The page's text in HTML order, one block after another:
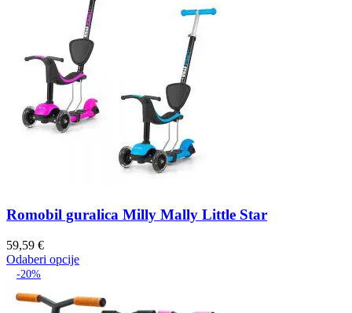
Romobil guralica Milly Mally Little Star
59,59 €
Odaberi opcije
-20%